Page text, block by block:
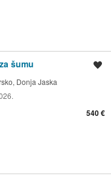
šumu
Donja Jaska
540 €